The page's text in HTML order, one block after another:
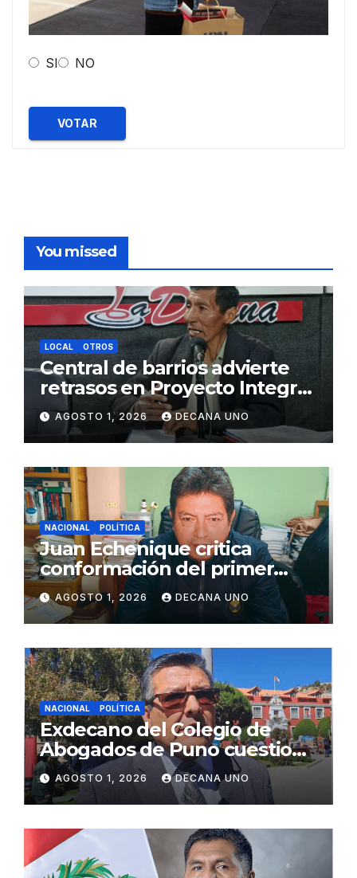
SI NO
VOTAR
You missed
LOCAL OTROS
Central de barrios advierte
retrasos en Proyecto Integral
de Agua y Alcantarillado para
Juliaca
AGOSTO 1, 2026 DECANA UNO
NACIONAL POLÍTICA
Juan Echenique critica
conformación del primer
gabinete ministerial de Keiko
Fujimori
AGOSTO 1, 2026 DECANA UNO
NACIONAL POLÍTICA
Exdecano del Colegio de
Abogados de Puno cuestiona
propuestas sobre seguridad
ciudadana
AGOSTO 1, 2026 DECANA UNO